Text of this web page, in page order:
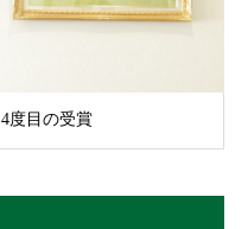
4度目の受賞